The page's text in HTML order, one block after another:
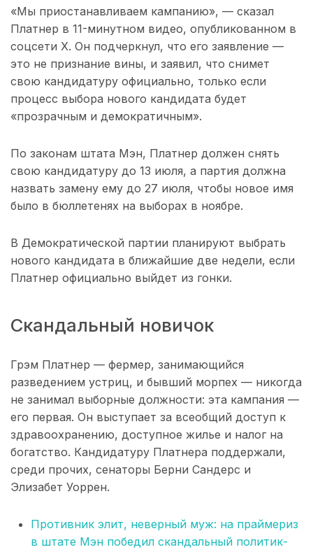
«Мы приостанавливаем кампанию», — сказал
Платнер в 11-минутном видео, опубликованном в
соцсети X. Он подчеркнул, что его заявление —
это не признание вины, и заявил, что снимет
свою кандидатуру официально, только если
процесс выбора нового кандидата будет
«прозрачным и демократичным».
По законам штата Мэн, Платнер должен снять
свою кандидатуру до 13 июля, а партия должна
назвать замену ему до 27 июля, чтобы новое имя
было в бюллетенях на выборах в ноябре.
В Демократической партии планируют выбрать
нового кандидата в ближайшие две недели, если
Платнер официально выйдет из гонки.
Скандальный новичок
Грэм Платнер — фермер, занимающийся
разведением устриц, и бывший морпех — никогда
не занимал выборные должности: эта кампания —
его первая. Он выступает за всеобщий доступ к
здравоохранению, доступное жилье и налог на
богатство. Кандидатуру Платнера поддержали,
среди прочих, сенаторы Берни Сандерс и
Элизабет Уоррен.
Противник элит, неверный муж: на праймериз
в штате Мэн победил скандальный политик-